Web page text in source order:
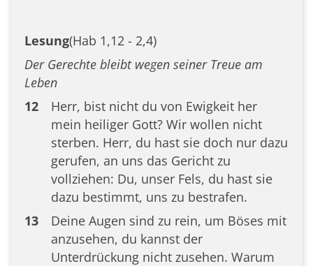
Lesung(Hab 1,12 - 2,4)
Der Gerechte bleibt wegen seiner Treue am
Leben
12
Herr, bist nicht du von Ewigkeit her
mein heiliger Gott? Wir wollen nicht
sterben. Herr, du hast sie doch nur dazu
gerufen, an uns das Gericht zu
vollziehen: Du, unser Fels, du hast sie
dazu bestimmt, uns zu bestrafen.
13
Deine Augen sind zu rein, um Böses mit
anzusehen, du kannst der
Unterdrückung nicht zusehen. Warum